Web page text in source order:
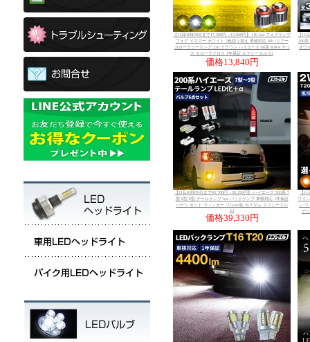
【11日01時59分まで17,300円→13,840円】 l1b led フォグランプ
フォグ イエロー ホワイト 2色切り替え 車検対応 80ハリアー
カローラツーリング 220 クラウン ハイエース 80系 RAV4 ヤリ
ス カローラクロス 1年保証 エフシーエル fcl
価格13,840円
【11
200系
ホワ
【11日01時59分まで43,700円→39,330円】 ハイエース 200系 7
型 8型 9型 テールランプ led バックランプ 車検対応 1年保証
パーツ セット ウィンカー フルled化 カスタム エフシーエル
fcl
価格39,330円
【
ウイ
ン ウ
デ